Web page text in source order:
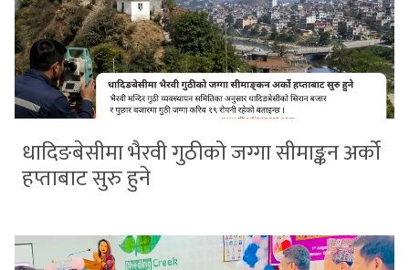
धादिङबेसीमा भैरवी गुठीको जग्गा सीमाङ्कन अर्को
हप्ताबाट सुरु हुने